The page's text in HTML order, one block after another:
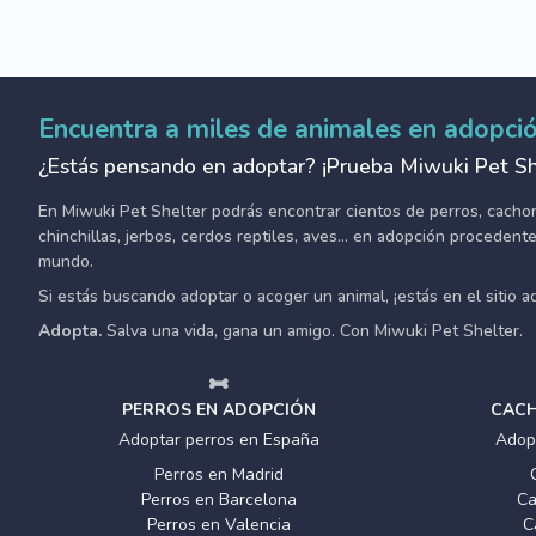
Encuentra a miles de animales en
¿Estás pensando en adoptar? ¡Prueba Miwuki Pet
En Miwuki Pet Shelter podrás encontrar cientos de perros,
chinchillas, jerbos, cerdos reptiles, aves... en adopción
mundo.
Si estás buscando adoptar o acoger un animal, ¡estás en el sitio
Adopta. Salva una vida, gana un amigo. Con Miwuki Pet Shelter.
PERROS EN ADOPCIÓN
Adoptar perros en España
Perros en Madrid
Perros en Barcelona
Perros en Valencia